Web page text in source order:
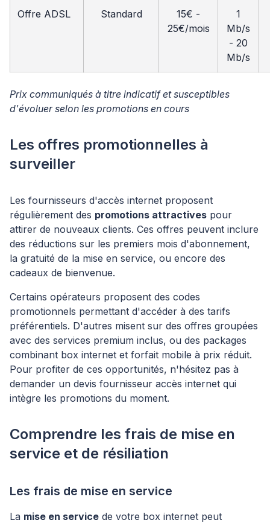
Offre ADSL Standard
15€ -
25€/mois
1
Mb/s
- 20
Mb/s
Prix communiqués à titre indicatif et susceptibles
d'évoluer selon les promotions en cours
Les offres promotionnelles à
surveiller
Les fournisseurs d'accès internet proposent
régulièrement des promotions attractives pour
attirer de nouveaux clients. Ces offres peuvent inclure
des réductions sur les premiers mois d'abonnement,
la gratuité de la mise en service, ou encore des
cadeaux de bienvenue.
Certains opérateurs proposent des codes
promotionnels permettant d'accéder à des tarifs
préférentiels. D'autres misent sur des offres groupées
avec des services premium inclus, ou des packages
combinant box internet et forfait mobile à prix réduit.
Pour profiter de ces opportunités, n'hésitez pas à
demander un devis fournisseur accès internet qui
intègre les promotions du moment.
Comprendre les frais de mise en
service et de résiliation
Les frais de mise en service
La mise en service de votre box internet peut